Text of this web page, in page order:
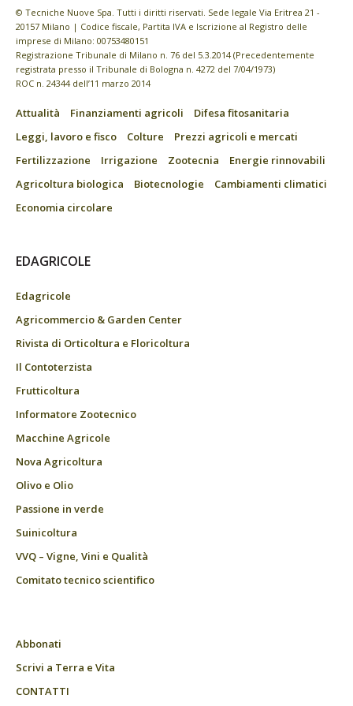
© Tecniche Nuove Spa. Tutti i diritti riservati. Sede legale Via Eritrea 21 -
20157 Milano | Codice fiscale, Partita IVA e Iscrizione al Registro delle
imprese di Milano: 00753480151
Registrazione Tribunale di Milano n. 76 del 5.3.2014 (Precedentemente
registrata presso il Tribunale di Bologna n. 4272 del 7/04/1973)
ROC n. 24344 dell’11 marzo 2014
Attualità Finanziamenti agricoli
Difesa fitosanitaria
Leggi, lavoro e fisco
Colture
Prezzi agricoli e mercati
Fertilizzazione
Irrigazione Zootecnia
Energie rinnovabili
Agricoltura biologica
Biotecnologie
Cambiamenti climatici
Economia circolare
EDAGRICOLE
Edagricole
Agricommercio & Garden Center
Rivista di Orticoltura e Floricoltura
Il Contoterzista
Frutticoltura
Informatore Zootecnico
Macchine Agricole
Nova Agricoltura
Olivo e Olio
Passione in verde
Suinicoltura
VVQ – Vigne, Vini e Qualità
Comitato tecnico scientifico
Abbonati
Scrivi a Terra e Vita
CONTATTI